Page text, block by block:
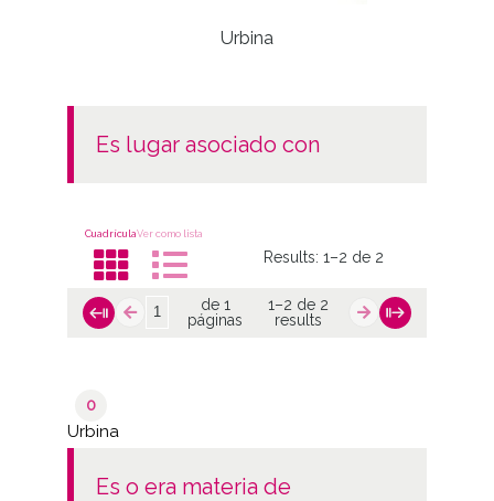
Urbina
es lugar asociado con
CuadrículaVer como lista
Results:1–2 de 2
de 1
páginas
1–2 de 2
results
0
Urbina
es o era materia de